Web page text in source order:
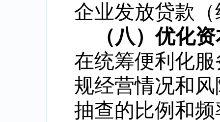
企业发放贷款
（八）优化
在统筹便利化
规经营情况和
抽查的比例和